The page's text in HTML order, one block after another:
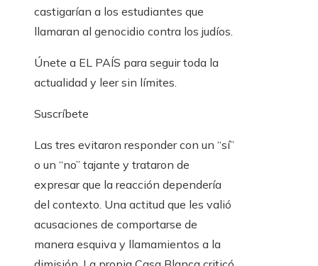
castigarían a los estudiantes que
llamaran al genocidio contra los judíos.
Únete a EL PAÍS para seguir toda la
actualidad y leer sin límites.
Suscríbete
Las tres evitaron responder con un “sí”
o un “no” tajante y trataron de
expresar que la reacción dependería
del contexto. Una actitud que les valió
acusaciones de comportarse de
manera esquiva y llamamientos a la